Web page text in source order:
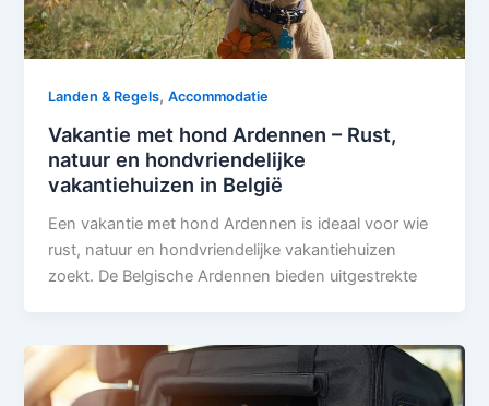
Landen & Regels,Accommodatie
Vakantie met hond Ardennen – Rust,
natuur en hondvriendelijke
vakantiehuizen in België
Een vakantie met hond Ardennen is ideaal voor wie
rust, natuur en hondvriendelijke vakantiehuizen
zoekt. De Belgische Ardennen bieden uitgestrekte